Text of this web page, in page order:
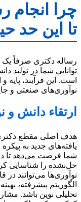
چرا انجام
تا این حد
رساله دکتری صرفاً یک
توانایی شما در تولید
است. این فرآیند،
نوآوری‌های صنعتی و
ارتقاء دانش و
هدف اصلی مقطع
یافته‌های جدید به
شما فرصت می‌دهد تا
حل‌نشده را شناسایی
نوآوری‌ها می‌توانند
الگوریتم پیشرفته،
تحلیلی نوین باشد.